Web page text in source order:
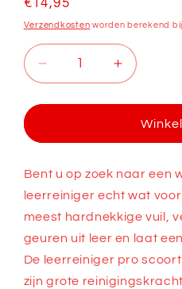
Normale
prijs
€14,95
Verzendkosten worden berekend
Aantal
verlagen
voor
Pro
Aantal
verhogen
voor
Pro
Bent u op zoek naar een
leerreiniger echt wat
meest hardnekkige vuil,
geuren uit leer en laat
De leerreiniger pro
zijn grote